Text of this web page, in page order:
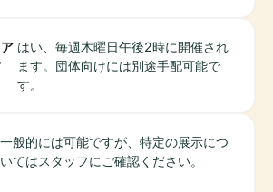
はい、毎週木曜日午後2時に開催され
ます。団体向けには別途手配可能で
す。
一般的には可能ですが、特定の展示につ
いてはスタッフにご確認ください。